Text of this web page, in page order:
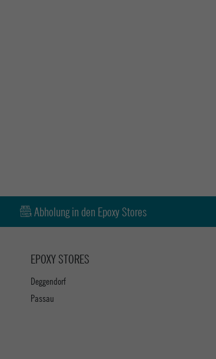
Abholung in den Epoxy Stores
EPOXY STORES
Deggendorf
Passau